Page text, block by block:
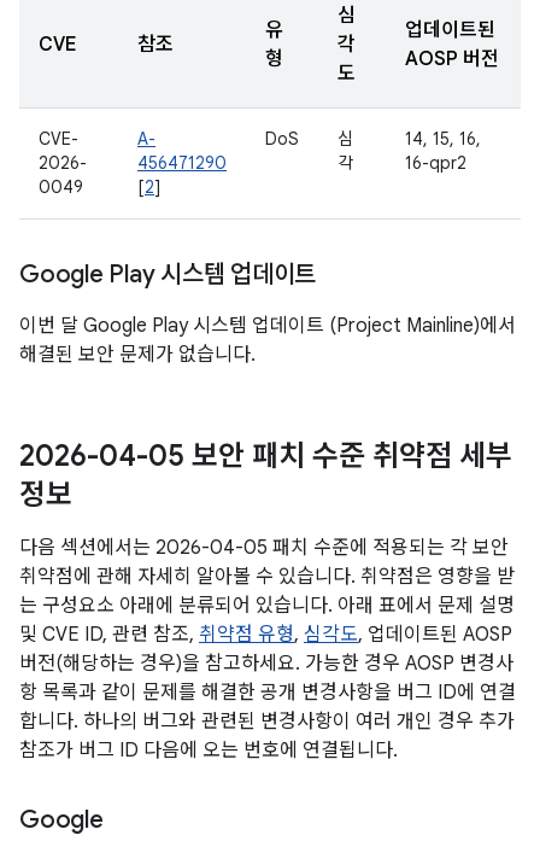
CVE 참조
유
형
심
각
도
업데이트된
AOSP 버전
CVE-
2026-
0049
A-
456471290
[2]
DoS
심
각
14, 15, 16,
16-qpr2
Google Play 시스템 업데이트
이번 달 Google Play 시스템 업데이트 (Project Mainline)에서
해결된 보안 문제가 없습니다.
2026-04-05 보안 패치 수준 취약점 세부
정보
다음 섹션에서는 2026-04-05 패치 수준에 적용되는 각 보안
취약점에 관해 자세히 알아볼 수 있습니다. 취약점은 영향을 받
는 구성요소 아래에 분류되어 있습니다. 아래 표에서 문제 설명
및 CVE ID, 관련 참조, 취약점 유형, 심각도, 업데이트된 AOSP
버전(해당하는 경우)을 참고하세요. 가능한 경우 AOSP 변경사
항 목록과 같이 문제를 해결한 공개 변경사항을 버그 ID에 연결
합니다. 하나의 버그와 관련된 변경사항이 여러 개인 경우 추가
참조가 버그 ID 다음에 오는 번호에 연결됩니다.
Google